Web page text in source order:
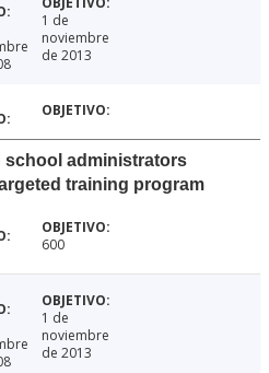
1 de
noviembre
de 2013
school administrators
training program
600
1 de
noviembre
de 2013